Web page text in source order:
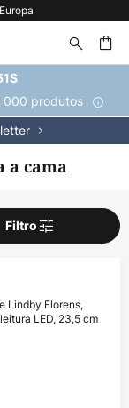
000 produtos
a cama
Filtro
Lindby Florens,
LED, 23,5 cm